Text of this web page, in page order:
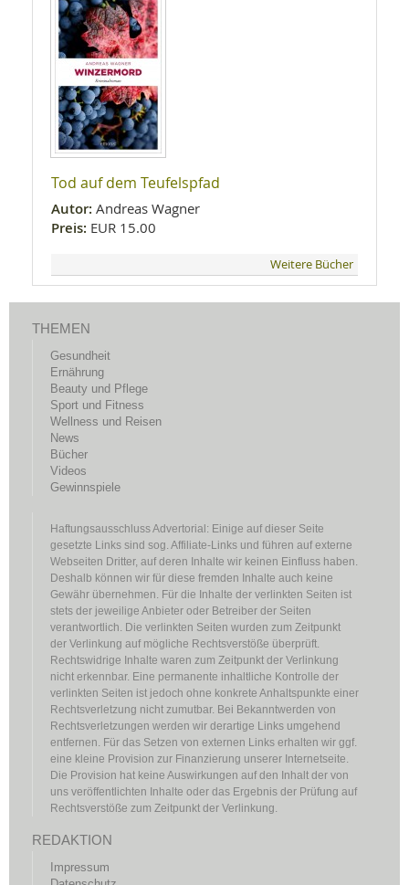
Tod auf dem Teufelspfad
Autor: Andreas Wagner
Preis: EUR 15.00
Weitere Bücher
THEMEN
Gesundheit
Ernährung
Beauty und Pflege
Sport und Fitness
Wellness und Reisen
News
Bücher
Videos
Gewinnspiele
Haftungsausschluss Advertorial: Einige auf dieser Seite
gesetzte Links sind sog. Affiliate-Links und führen auf externe
Webseiten Dritter, auf deren Inhalte wir keinen Einfluss haben.
Deshalb können wir für diese fremden Inhalte auch keine
Gewähr übernehmen. Für die Inhalte der verlinkten Seiten ist
stets der jeweilige Anbieter oder Betreiber der Seiten
verantwortlich. Die verlinkten Seiten wurden zum Zeitpunkt
der Verlinkung auf mögliche Rechtsverstöße überprüft.
Rechtswidrige Inhalte waren zum Zeitpunkt der Verlinkung
nicht erkennbar. Eine permanente inhaltliche Kontrolle der
verlinkten Seiten ist jedoch ohne konkrete Anhaltspunkte einer
Rechtsverletzung nicht zumutbar. Bei Bekanntwerden von
Rechtsverletzungen werden wir derartige Links umgehend
entfernen. Für das Setzen von externen Links erhalten wir ggf.
eine kleine Provision zur Finanzierung unserer Internetseite.
Die Provision hat keine Auswirkungen auf den Inhalt der von
uns veröffentlichten Inhalte oder das Ergebnis der Prüfung auf
Rechtsverstöße zum Zeitpunkt der Verlinkung.
REDAKTION
Impressum